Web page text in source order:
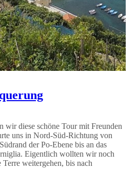
wir diese schöne Tour mit Freunden
uns in Nord-Süd-Richtung von
der Po-Ebene bis an das
Eigentlich wollten wir noch
weitergehen, bis nach